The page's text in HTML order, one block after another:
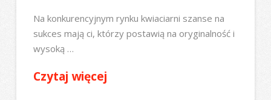
Na konkurencyjnym rynku kwiaciarni szanse na
sukces mają ci, którzy postawią na oryginalność i
wysoką …
Czytaj więcej